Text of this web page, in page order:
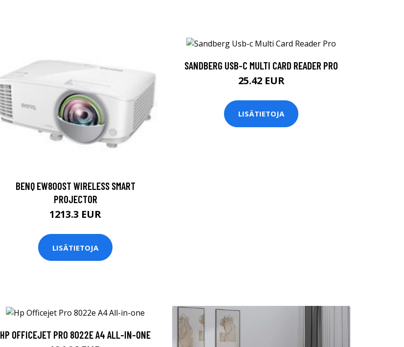
BENQ EW800ST WIRELESS SMART
PROJECTOR
1213.3 EUR
LISÄTIETOJA
SANDBERG USB-C MULTI CARD READER PRO
25.42 EUR
LISÄTIETOJA
HP OFFICEJET PRO 8022E A4 ALL-IN-ONE